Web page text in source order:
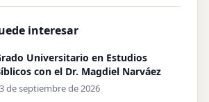
interesar
Universitario en Estudios
con el Dr. Magdiel Narváez
de septiembre de 2026